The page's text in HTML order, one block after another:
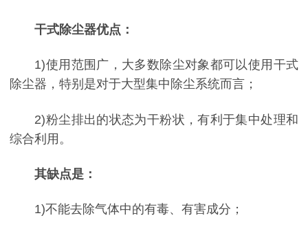
干式除尘器优点：
1)使用范围广，大多数除尘对象都可以使用干式
除尘器，特别是对于大型集中除尘系统而言；
2)粉尘排出的状态为干粉状，有利于集中处理和
综合利用。
其缺点是：
1)不能去除气体中的有毒、有害成分；